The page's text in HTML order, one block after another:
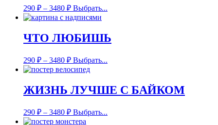
290 ₽ – 3480 ₽ Выбрать...
ЧТО ЛЮБИШЬ
290 ₽ – 3480 ₽ Выбрать...
ЖИЗНЬ ЛУЧШЕ С БАЙКОМ
290 ₽ – 3480 ₽ Выбрать...